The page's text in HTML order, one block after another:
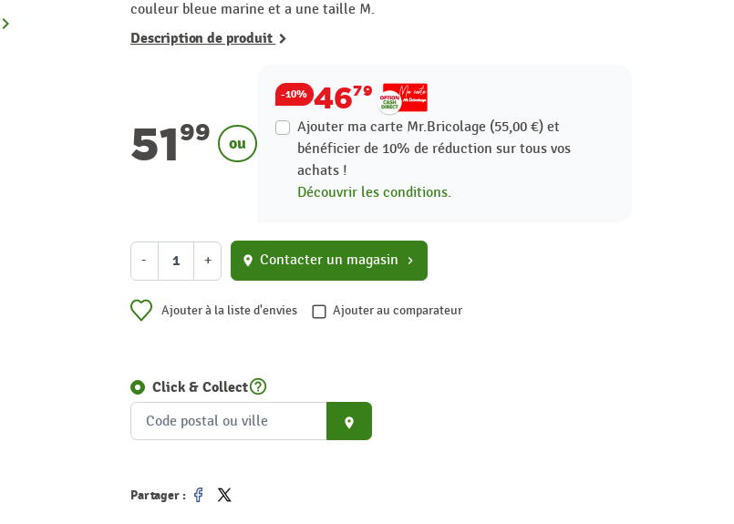
Suivant
keyboard_arrow_right
couleur bleue marine et a une taille M.
Description de produit
5199 ou
-10% 4679
Ajouter ma carte Mr.Bricolage (55,00 €) et
bénéficier de 10% de réduction sur tous vos
achats !
Découvrir les conditions.
- + location_on Contacter un magasin chevron_right
Ajouter à la liste d'envies Ajouter au comparateur
Click & Collecthelp_outline
place
Partager :